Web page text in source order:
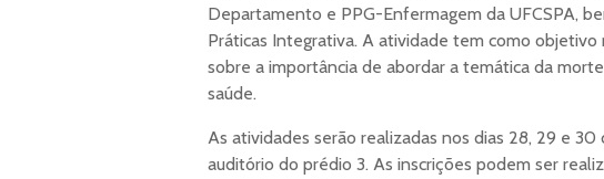
Departamento e PPG-Enfermagem da UFCSPA,
Práticas Integrativa. A atividade tem como
sobre a importância de abordar a temática da
saúde.
As atividades serão realizadas nos dias 28, 29 e 30
auditório do prédio 3. As inscrições podem ser